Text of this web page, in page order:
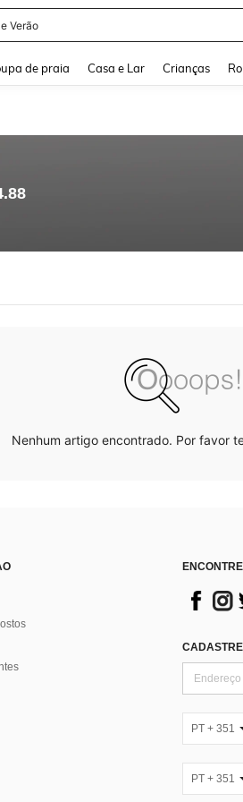
Verão
de praia Casa e Lar Crianças
Nenhum artigo encontrado. Por favor
PT + 351
PT + 351